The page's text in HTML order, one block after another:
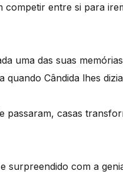
entre si para
uma das suas
Cândida lhes
passaram, casas
surpreendido com a